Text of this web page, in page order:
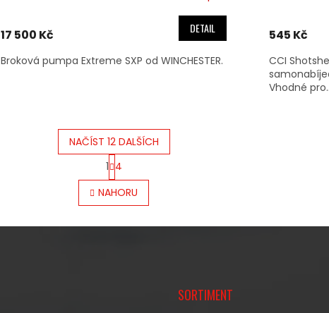
17 500 Kč DETAIL
Broková pumpa Extreme SXP od WINCHESTER.
545 Kč
CCI
Vhodné
O
V
L
D
NAČÍST 12 DALŠÍCH
S
T
R
Á
N
O
1 4
NAHORU
SORTIMENT